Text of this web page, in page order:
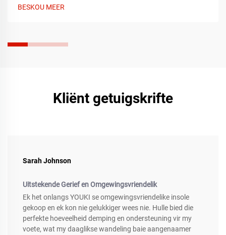
BESKOU MEER
Kliënt getuigskrifte
Sarah Johnson
Uitstekende Gerief en Omgewingsvriendelik
Ek het onlangs YOUKI se omgewingsvriendelike insole
gekoop en ek kon nie gelukkiger wees nie. Hulle bied die
perfekte hoeveelheid demping en ondersteuning vir my
voete, wat my daaglikse wandeling baie aangenaamer